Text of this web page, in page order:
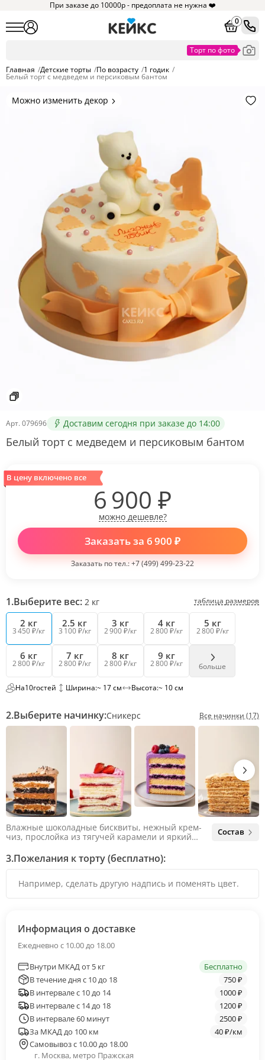
При заказе до 10000р - предоплата не нужна ❤️
0
Главная /Детские торты /По возрасту /1 годик /
Белый торт с медведем и персиковым бантом
Можно изменить декор
Арт. 079696 Доставим сегодня при заказе до 14:00
Белый торт с медведем и персиковым бантом
1.Выберите вес: 2 кг таблица размеров
2 кг
3 450 ₽/кг
2.5 кг
3 100 ₽/кг
3 кг
2 900 ₽/кг
4 кг
2 800 ₽/кг
5 кг
2 800 ₽/кг
6 кг
2 800 ₽/кг
7 кг
2 800 ₽/кг
8 кг
2 800 ₽/кг
9 кг
2 800 ₽/кг больше
На10гостей Ширина:~ 17 см Высота:~ 10 см
2.Выберите начинку:Сникерс Все начинки (17)
Влажные шоколадные бисквиты, нежный крем-
чиз, прослойка из тягучей карамели и яркий
яркий вкус шоколада и тягучей карамели, не
оставляя ни единого шанса остаться
Состав
3.Пожелания к торту (бесплатно):
В цену включено все
6 900 ₽
можно дешевле?
Заказать за 6 900 ₽
Заказать по тел.:+7 (499) 499-23-22
Информация о доставке
Ежедневно с 10.00 до 18.00
Внутри МКАД от 5 кг
Бесплатно
В течение дня с 10 до 18
750 ₽
В интервале с 10 до 14
1000 ₽
В интервале с 14 до 18
1200 ₽
В интервале 60 минут
2500 ₽
За МКАД до 100 км
40 ₽/км
Самовывоз с 10.00 до 18.00
г. Москва, метро Пражская